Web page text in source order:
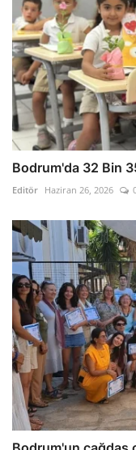
Bodrum'da 32 Bin
Editör Haziran 26, 2026